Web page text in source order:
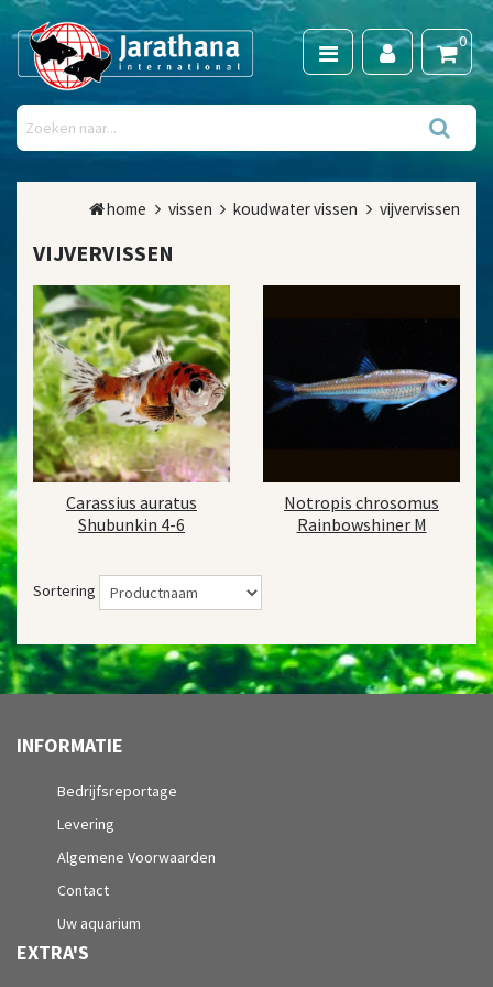
0
home vissen koudwater vissen vijvervissen
VIJVERVISSEN
Carassius auratus
Shubunkin 4-6
Notropis chrosomus
Rainbowshiner M
Sortering
INFORMATIE
Bedrijfsreportage
Levering
Algemene Voorwaarden
Contact
Uw aquarium
EXTRA'S